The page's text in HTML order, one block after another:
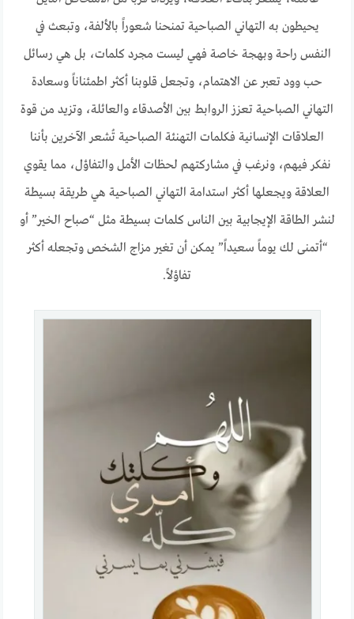
يحيطون به التهاني الصباحية تمنحنا شعوراً بالألفة، وتبعث في
النفس راحة وبهجة خاصة فهي ليست مجرد كلمات، بل هي رسائل
حب وود تعبر عن الاهتمام، وتجعل قلوبنا أكثر اطمئناناً وسعادة
التهاني الصباحية تعزز الروابط بين الأصدقاء والعائلة، وتزيد من قوة
العلاقات الإنسانية فكلمات التهنئة الصباحية تُشعر الآخرين بأننا
نفكر فيهم، ونرغب في مشاركتهم لحظات الأمل والتفاؤل، مما يقوي
العلاقة ويجعلها أكثر استدامة التهاني الصباحية هي طريقة بسيطة
لنشر الطاقة الإيجابية بين الناس كلمات بسيطة مثل “صباح الخير” أو
“أتمنى لك يوماً سعيداً” يمكن أن تغير مزاج الشخص وتجعله أكثر
تفاؤلاً.